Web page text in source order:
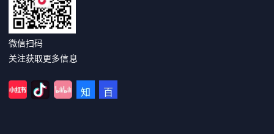
微信扫码
关注获取更多信息